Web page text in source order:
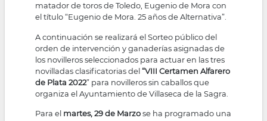
matador de toros de Toledo, Eugenio de Mora con
el título “Eugenio de Mora. 25 años de Alternativa”.
A continuación se realizará el Sorteo público del
orden de intervención y ganaderías asignadas de
los novilleros seleccionados para actuar en las tres
novilladas clasificatorias del“VIII Certamen Alfarero
de Plata 2022” para novilleros sin caballos que
organiza el Ayuntamiento de Villaseca de la Sagra.
Para el martes, 29 de Marzose ha programado una